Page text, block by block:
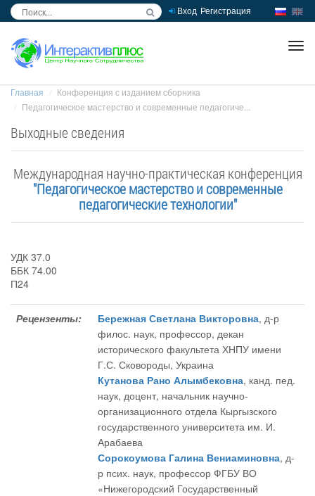
Вход Регистрация
Главная
Конференция с изданием сборника
Педагогическое мастерство и современные педагогиче...
Выходные сведения
Международная научно-практическая конференция
"Педагогическое мастерство и современные
педагогические технологии"
УДК 37.0
ББК 74.00
П24
Рецензенты: Бережная Светлана Викторовна, д-р
филос. наук, профессор, декан
исторического факультета ХНПУ имени
Г.С. Сковороды, Украина
Кутанова Рано Алымбековна, канд. пед.
наук, доцент, начальник научно-
организационного отдела Кыргызского
государственного университета им. И.
Арабаева
Сорокоумова Галина Вениаминовна, д-
р псих. наук, профессор ФГБУ ВО
«Нижегородский Государственный